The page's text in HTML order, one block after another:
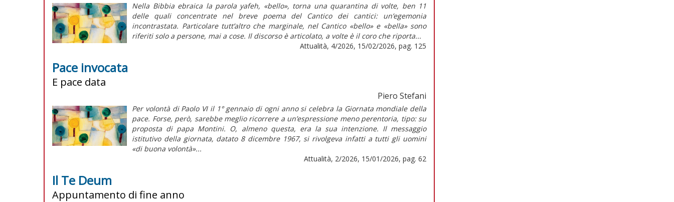
Nella Bibbia ebraica la parola yafeh, «bello», torna una quarantina di volte, ben 11
delle quali concentrate nel breve poema del Cantico dei cantici: un’egemonia
incontrastata. Particolare tutt’altro che marginale, nel Cantico «bello» e «bella» sono
riferiti solo a persone, mai a cose. Il discorso è articolato, a volte è il coro che riporta...
Attualità, 4/2026, 15/02/2026, pag. 125
Pace invocata
E pace data
Piero Stefani
Per volontà di Paolo VI il 1° gennaio di ogni anno si celebra la Giornata mondiale della
pace. Forse, però, sarebbe meglio ricorrere a un’espressione meno perentoria, tipo: su
proposta di papa Montini. O, almeno questa, era la sua intenzione. Il messaggio
istitutivo della giornata, datato 8 dicembre 1967, si rivolgeva infatti a tutti gli uomini
«di buona volontà»...
Attualità, 2/2026, 15/01/2026, pag. 62
Il Te Deum
Appuntamento di fine anno